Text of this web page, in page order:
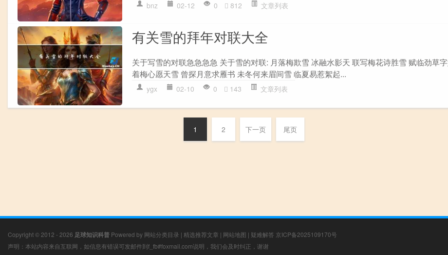
bnz 02-12 0 812 文章列表
有关雪的拜年对联大全
关于写雪的对联急急急急 关于雪的对联: 月落梅欺雪 冰融水影天 联写梅花诗胜雪 赋临劲草
着梅心愿天雪 曾探月意求雁书 未冬何来眉间雪 临夏易惹絮起...
ygx 02-10 0 143 文章列表
1 2 下一页 尾页
Copyright © 2012 - 2026 足球知识科普 Powered by 网站分类目录 | 精选推荐文章 | 网站地图 | 疑难解答 京ICP备2025109170号
声明：本站内容来自互联网，如信息有错误可发邮件到f_fb#foxmail.com说明，我们会及时纠正，谢谢